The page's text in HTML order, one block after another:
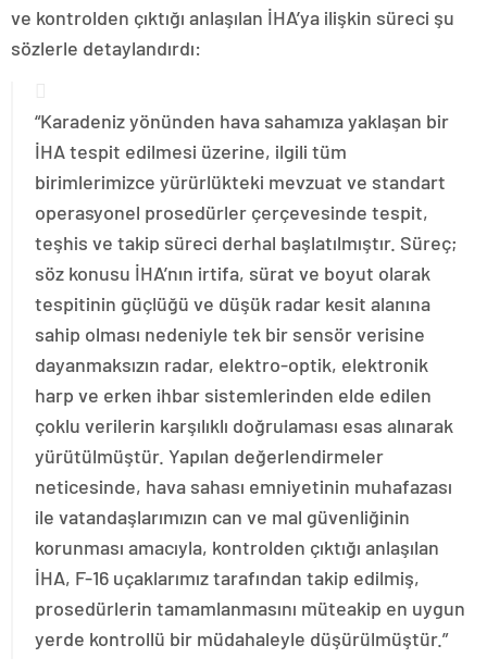
ve kontrolden çıktığı anlaşılan İHA’ya ilişkin süreci şu
sözlerle detaylandırdı:
“Karadeniz yönünden hava sahamıza yaklaşan bir
İHA tespit edilmesi üzerine, ilgili tüm
birimlerimizce yürürlükteki mevzuat ve standart
operasyonel prosedürler çerçevesinde tespit,
teşhis ve takip süreci derhal başlatılmıştır. Süreç;
söz konusu İHA’nın irtifa, sürat ve boyut olarak
tespitinin güçlüğü ve düşük radar kesit alanına
sahip olması nedeniyle tek bir sensör verisine
dayanmaksızın radar, elektro-optik, elektronik
harp ve erken ihbar sistemlerinden elde edilen
çoklu verilerin karşılıklı doğrulaması esas alınarak
yürütülmüştür. Yapılan değerlendirmeler
neticesinde, hava sahası emniyetinin muhafazası
ile vatandaşlarımızın can ve mal güvenliğinin
korunması amacıyla, kontrolden çıktığı anlaşılan
İHA, F-16 uçaklarımız tarafından takip edilmiş,
prosedürlerin tamamlanmasını müteakip en uygun
yerde kontrollü bir müdahaleyle düşürülmüştür.”